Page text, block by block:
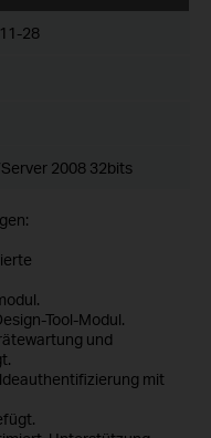
28
2008 32bits
Tool-Modul.
und
mit